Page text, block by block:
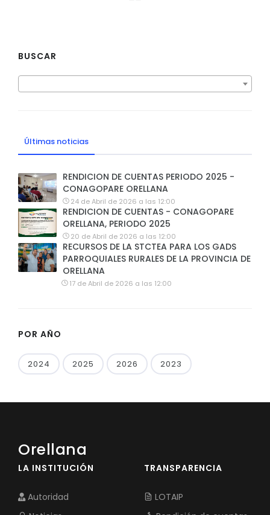
BUSCAR
Últimas noticias
RENDICION DE CUENTAS PERIODO 2025 -
CONAGOPARE ORELLANA
24 de Abril de 2026 a las 12:00
RENDICION DE CUENTAS - CONAGOPARE
ORELLANA, PERIODO 2025
20 de Abril de 2026 a las 12:00
RECURSOS DE LA STCTEA PARA LOS GADS
PARROQUIALES RURALES DE LA PROVINCIA DE
ORELLANA
17 de Abril de 2026 a las 12:00
POR AÑO
2024 2025 2026 2023
Orellana
LA INSTITUCIÓN
Autoridad
TRANSPARENCIA
LOTAIP